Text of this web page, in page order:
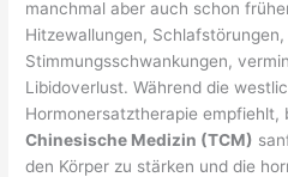
manchmal aber auch schon
Hitzewallungen,
Stimmungsschwankungen,
Libidoverlust. Während die
Hormonersatztherapie
Chinesische Medizin (TCM)
den Körper zu stärken und die